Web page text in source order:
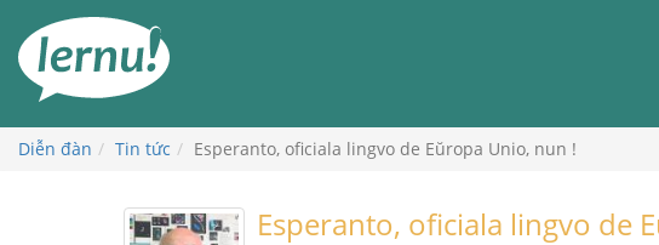
đến
phần
dung
Diễn đàn Tin tức Esperanto, oficiala lingvo de Eŭropa Unio, nun !
Esperanto, oficiala lingvo de